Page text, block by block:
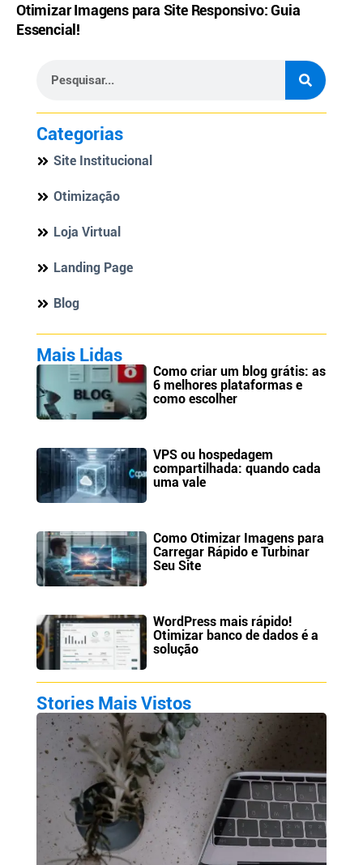
Otimizar Imagens para Site Responsivo: Guia
Essencial!
Categorias
Site Institucional
Otimização
Loja Virtual
Landing Page
Blog
Mais Lidas
Como criar um blog grátis: as
6 melhores plataformas e
como escolher
VPS ou hospedagem
compartilhada: quando cada
uma vale
Como Otimizar Imagens para
Carregar Rápido e Turbinar
Seu Site
WordPress mais rápido!
Otimizar banco de dados é a
solução
Stories Mais Vistos